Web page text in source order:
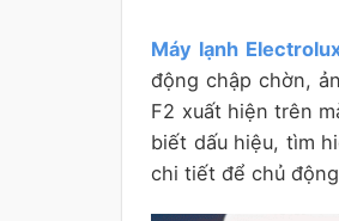
Máy lạnh
động chập chờn,
F2 xuất hiện trên
biết dấu hiệu, tìm
chi tiết để chủ